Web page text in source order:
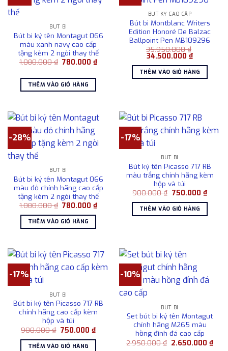
BÚT BI
Bút bi ký tên Montagut 066
màu xanh navy cao cấp
tặng kèm 2 ngòi thay thế
1.080.000₫ Giá
1.080.000 ₫.
780.000₫Giá
hiện
THÊM VÀO GIỎ HÀNG
BÚT KÝ CAO CẤP
Bút bi Montblanc Writers
Edition Honoré De Balzac
Ballpoint Pen MB109296
35.950.000₫
Giá
là:
35.950.000 ₫.
34.500.000 ₫Giá
hiện
tại
là:
THÊM VÀO GIỎ HÀNG
-28%
BÚT BI
Bút bi ký tên Montagut 066
màu đỏ chính hãng cao cấp
tặng kèm 2 ngòi thay thế
1.080.000₫ Giá
là:
1.080.000 ₫.
780.000₫Giá
THÊM VÀO GIỎ HÀNG
-17%
BÚT BI
Bút ký tên Picasso 717 RB
màu trắng chính hãng kèm
hộp và túi
900.000₫ Giá
là:
900.000 ₫.
750.000 ₫Giá
tại
THÊM VÀO GIỎ HÀNG
-17%
BÚT BI
Bút bi ký tên Picasso 717 RB
chính hãng cao cấp kèm
hộp và túi
900.000₫ Giá
là:
750.000 ₫Giá
hiện
tại
THÊM VÀO GIỎ HÀNG
-10%
BÚT BI
Set bút bi ký tên Montagut
chính hãng M265 màu
hồng đính đá cao cấp
2.950.000₫ Giá
2.650.000₫Giá
hiện